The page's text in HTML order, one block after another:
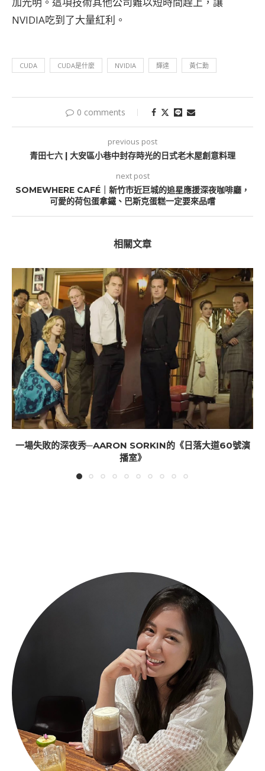
NVIDIA吃到了大量紅利。
CUDA CUDA是什麼 NVIDIA 輝達 黃仁勳
0 comments
previous post
青田七六 | 大安區小巷中封存時光的日式老木屋創意料理
next post
SOMEWHERE CAFÉ｜新竹市近巨城的追星應援深夜咖啡廳，
可愛的荷包蛋拿鐵、巴斯克蛋糕一定要來品嚐
相關文章
一場失敗的深夜秀─AARON SORKIN的《日落大道60號演
播室》